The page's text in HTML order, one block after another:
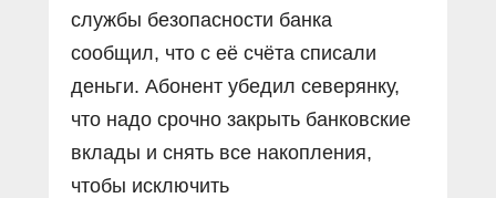
службы безопасности банка
сообщил, что с её счёта списали
деньги. Абонент убедил северянку,
что надо срочно закрыть банковские
вклады и снять все накопления,
чтобы исключить